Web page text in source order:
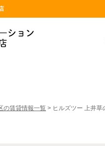
の賃貸情報一覧 > ヒルズツー 上井草